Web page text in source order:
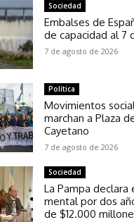
Sociedad
Embalses de
de capacidad al 7
7 de agosto de 2026
Política
Movimientos
marchan a Plaza
Cayetano
7 de agosto de 2026
Sociedad
La Pampa declara
mental por dos
de $12.000